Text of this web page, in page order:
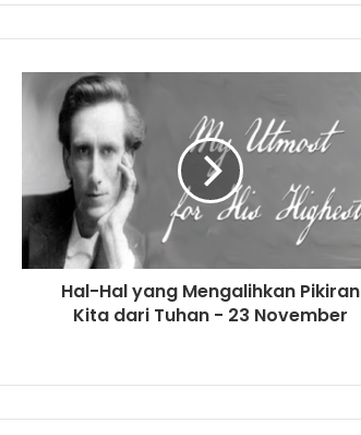
Hal-Hal yang Mengalihkan Pikiran
Kita dari Tuhan - 23 November